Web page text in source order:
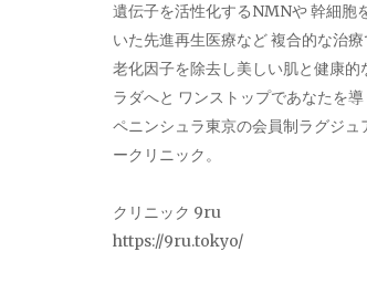
遺伝子を活性化するNMNや 幹細胞
いた先進再生医療など 複合的な治
老化因子を除去し美しい肌と健康的
ラダへと ワンストップであなたを導
ペニンシュラ東京の会員制ラグジュ
ークリニック。
クリニック 9ru
https://9ru.tokyo/